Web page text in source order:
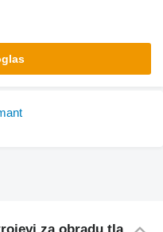
za obradu tla